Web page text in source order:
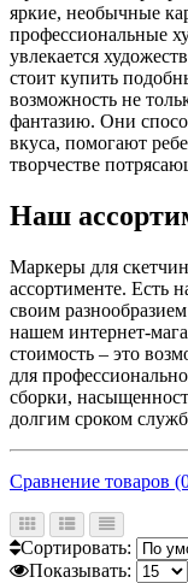
яркие, необычные
профессиональные
увлекается
стоит купить
возможность не
фантазию. Они
вкуса, помогают
творчестве
Наш
Маркеры для
ассортименте. Есть
своим
нашем интернет-
стоимость – это
для
сборки,
долгим сроком
Сравнение товаров
Сортировать:
Показывать: